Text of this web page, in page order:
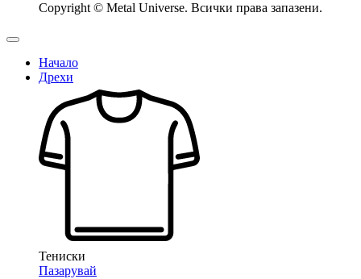
Copyright © Metal Universe. Всички права запазени.
Начало
Дрехи
Тениски
Пазарувай